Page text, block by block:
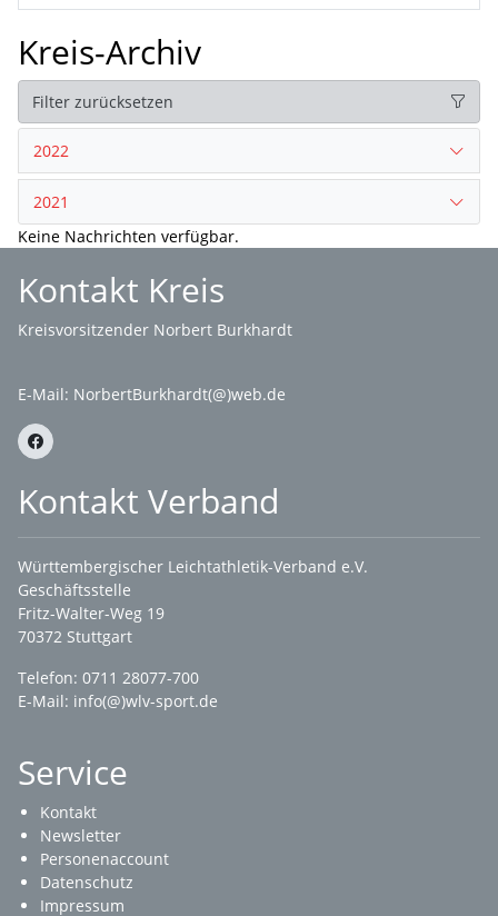
Kreis-Archiv
Filter zurücksetzen
2022
2021
Keine Nachrichten verfügbar.
Kontakt Kreis
Kreisvorsitzender Norbert Burkhardt
E-Mail: NorbertBurkhardt(@)web.de
Kontakt Verband
Württembergischer Leichtathletik-Verband e.V.
Geschäftsstelle
Fritz-Walter-Weg 19
70372 Stuttgart
Telefon: 0711 28077-700
E-Mail: info(@)wlv-sport.de
Service
Kontakt
Newsletter
Personenaccount
Datenschutz
Impressum